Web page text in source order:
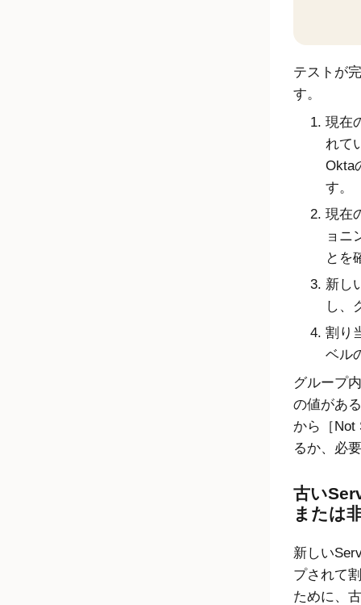
テストが
す。
現在
れて
Okta
す。
現在
ョニ
とを
新し
し、
割り
ベル
グループ
の値があ
から［Not
るか、必
古い
または
新しい
プされて
ために、